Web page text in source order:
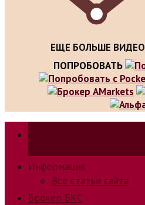
ЕЩЕ БОЛЬШЕ ВИДЕО
ПОПРОБОВАТЬ
Информация
Все статьи сайта
Брокер БКС